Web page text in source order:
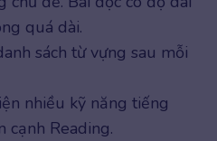
quá dài.
sách từ vựng sau mỗi
nhiều kỹ năng tiếng
cạnh Reading.